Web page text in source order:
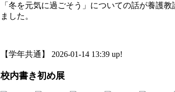
「冬を元気に過ごそう」についての話が養護
ました。
【学年共通】 2026-01-14 13:39 up!
校内書き初め展